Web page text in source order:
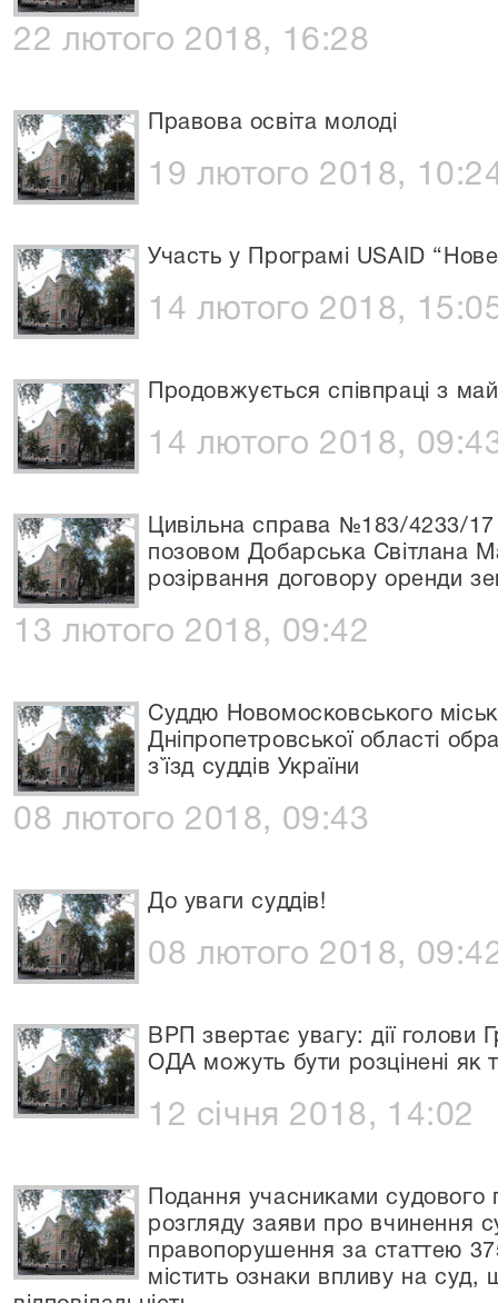
22 лютого 2018, 16:28
Правова освіта молоді
19 лютого 2018,
Участь у Програмі USAID
14 лютого 2018,
Продовжується співпраці з
14 лютого 2018,
Цивільна справа №183/4233/
позовом Добарська Світлана
розірвання договору оренди
13 лютого 2018, 09:42
Суддю Новомосковського
Дніпропетровської області
з`їзд суддів України
08 лютого 2018, 09:43
До уваги суддів!
08 лютого 2018,
ВРП звертає увагу: дії голови
ОДА можуть бути розцінені як
12 січня 2018, 14:02
Подання учасниками судового
розгляду заяви про вчинення
правопорушення за статтею
містить ознаки впливу на суд,